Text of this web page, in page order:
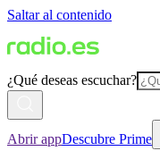
Saltar al contenido
¿Qué deseas escuchar?
Abrir appDescubre Prime